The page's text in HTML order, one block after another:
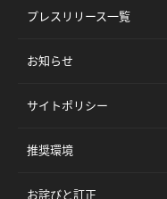
プレスリリース一覧
お知らせ
サイトポリシー
推奨環境
お詫びと訂正